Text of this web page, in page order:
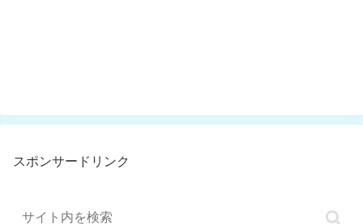
スポンサードリンク